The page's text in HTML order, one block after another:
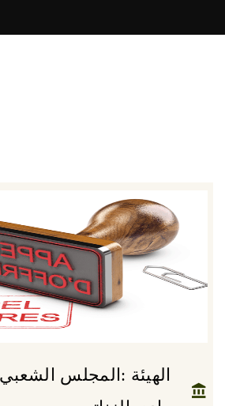
الهيئة :المجلس الشعبي